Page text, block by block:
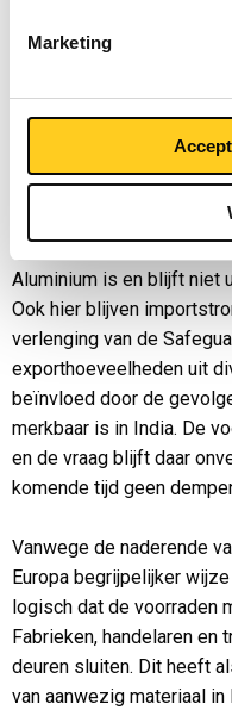
Marketing
van de Safeguard-
er in ieder geval niet aan
beschikbaarheid van
in belangrijke mate
voornamelijk Europese
Aluminium is en blijft niet
Ook hier blijven
verlenging van de
exporthoeveelheden uit
beïnvloed door de
merkbaar is in India. De
en de vraag blijft daar
komende tijd geen
Vanwege de naderende
Europa begrijpelijker
logisch dat de voorraden
Fabrieken, handelaren
deuren sluiten. Dit heeft
van aanwezig materiaal